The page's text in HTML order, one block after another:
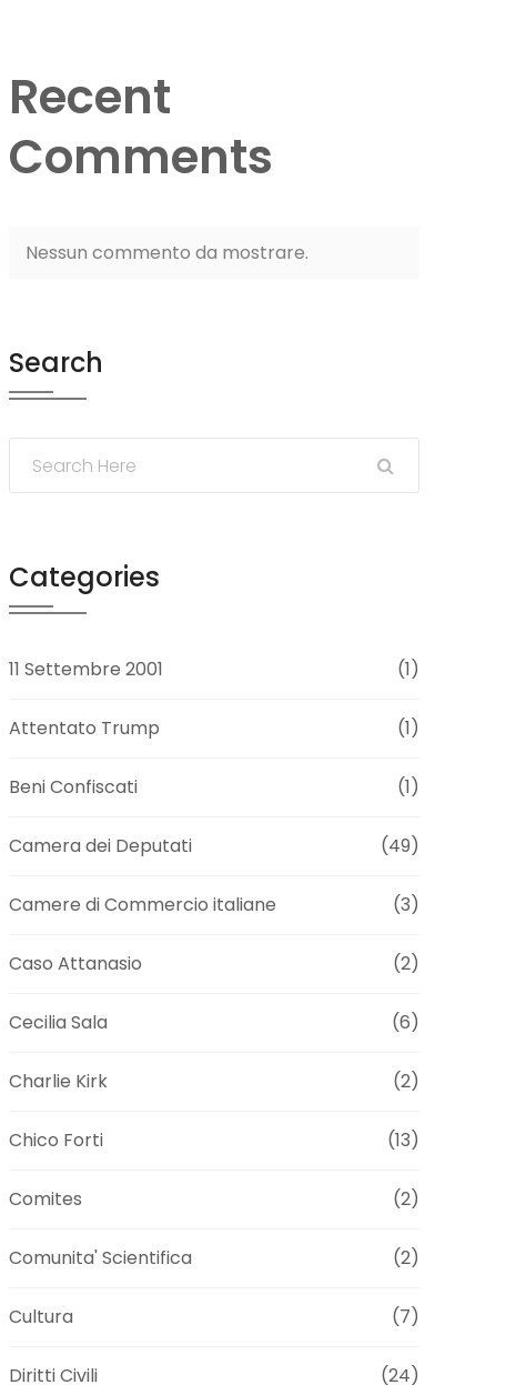
Recent
Comments
Nessun commento da mostrare.
Search
Categories
11 Settembre 2001 (1)
Attentato Trump (1)
Beni Confiscati (1)
Camera dei Deputati (49)
Camere di Commercio italiane (3)
Caso Attanasio (2)
Cecilia Sala (6)
Charlie Kirk (2)
Chico Forti (13)
Comites (2)
Comunita' Scientifica (2)
Cultura (7)
Diritti Civili (24)